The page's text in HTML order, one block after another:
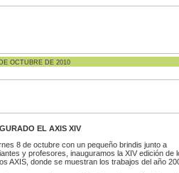
OCTUBRE DE 2010
EL AXIS XIV
8 de octubre con un pequeño brindis junto a
y profesores, inauguramos la XIV edición de
AXIS, donde se muestran los trabajos del año